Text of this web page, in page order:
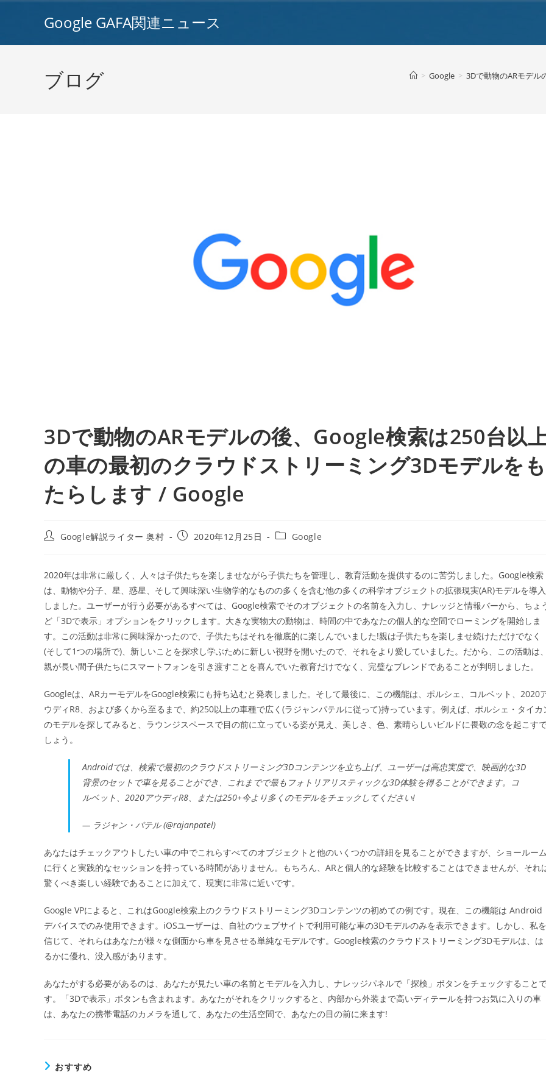
Google GAFA関連ニュース
ブログ > Google > 3Dで動物のARモデル
3Dで動物のARモデルの後、Google検索は250台以
の車の最初のクラウドストリーミング3Dモデルをも
たらします / Google
投
Google解説ライター 奥村
投
開
日:
2020年12月25日
投
テ
ゴ
リ
ー:
Google
2020年は非常に厳しく、人々は子供たちを楽しませながら子供たちを管理し、教育活動を提供するのに苦労しました。Google検索
は、動物や分子、星、惑星、そして興味深い生物学的なものの多くを含む他の多くの科学オブジェクトの拡張現実(AR)モデルを導入
しました。ユーザーが行う必要があるすべては、Google検索でそのオブジェクトの名前を入力し、ナレッジと情報バーから、ちょ
ど「3Dで表示」オプションをクリックします。大きな実物大の動物は、時間の中であなたの個人的な空間でローミングを開始しま
す。この活動は非常に興味深かったので、子供たちはそれを徹底的に楽しんでいました!親は子供たちを楽しませ続けただけでなく
(そして1つの場所で)、新しいことを探求し学ぶために新しい視野を開いたので、それをより愛していました。だから、この活動は、
親が長い間子供たちにスマートフォンを引き渡すことを喜んでいた教育だけでなく、完璧なブレンドであることが判明しました。
Googleは、ARカーモデルをGoogle検索にも持ち込むと発表しました。そして最後に、この機能は、ポルシェ、コルベット、2020
ウディR8、および多くから至るまで、約250以上の車種で広く(ラジャンパテルに従って)持っています。例えば、ポルシェ・タイカ
のモデルを探してみると、ラウンジスペースで目の前に立っている姿が見え、美しさ、色、素晴らしいビルドに畏敬の念を起こす
しょう。
Androidでは、検索で最初のクラウドストリーミング3Dコンテンツを立ち上げ、ユーザーは高忠実度で、映画的な3D
背景のセットで車を見ることができ、これまでで最もフォトリアリスティックな3D体験を得ることができます。コ
ルベット、2020アウディR8、または250+今より多くのモデルをチェックしてください!
— ラジャン・パテル (@rajanpatel)
あなたはチェックアウトしたい車の中でこれらすべてのオブジェクトと他のいくつかの詳細を見ることができますが、ショールーム
に行くと実践的なセッションを持っている時間がありません。もちろん、ARと個人的な経験を比較することはできませんが、それ
驚くべき楽しい経験であることに加えて、現実に非常に近いです。
Google VPによると、これはGoogle検索上のクラウドストリーミング3Dコンテンツの初めての例です。現在、この機能は Android
デバイスでのみ使用できます。iOSユーザーは、自社のウェブサイトで利用可能な車の3Dモデルのみを表示できます。しかし、私を
信じて、それらはあなたが様々な側面から車を見させる単純なモデルです。Google検索のクラウドストリーミング3Dモデルは、は
るかに優れ、没入感があります。
あなたがする必要があるのは、あなたが見たい車の名前とモデルを入力し、ナレッジパネルで「探検」ボタンをチェックすること
す。「3Dで表示」ボタンも含まれます。あなたがそれをクリックすると、内部から外装まで高いディテールを持つお気に入りの車
は、あなたの携帯電話のカメラを通して、あなたの生活空間で、あなたの目の前に来ます!
おすすめ